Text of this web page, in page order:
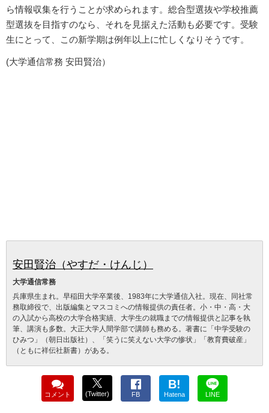
ら情報収集を行うことが求められます。総合型選抜や学校推薦
型選抜を目指すのなら、それを見据えた活動も必要です。受験
生にとって、この新学期は例年以上に忙しくなりそうです。
(大学通信常務 安田賢治）
安田賢治（やすだ・けんじ）
大学通信常務
兵庫県生まれ。早稲田大学卒業後、1983年に大学通信入社。現在、同社常
務取締役で、出版編集とマスコミへの情報提供の責任者。小・中・高・大
の入試から高校の大学合格実績、大学生の就職までの情報提供と記事を執
筆、講演も多数。大正大学人間学部で講師も務める。著書に「中学受験の
ひみつ」（朝日出版社）、「笑うに笑えない大学の惨状」「教育費破産」
（ともに祥伝社新書）がある。
コメント (Twitter) FB
B!
Hatena LINE